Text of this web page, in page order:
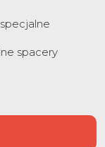
spacery